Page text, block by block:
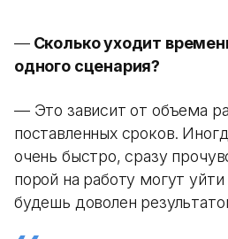
—Сколько уходит
одного сценария?
— Это зависит от объема
поставленных сроков.
очень быстро, сразу
порой на работу могут
будешь доволен